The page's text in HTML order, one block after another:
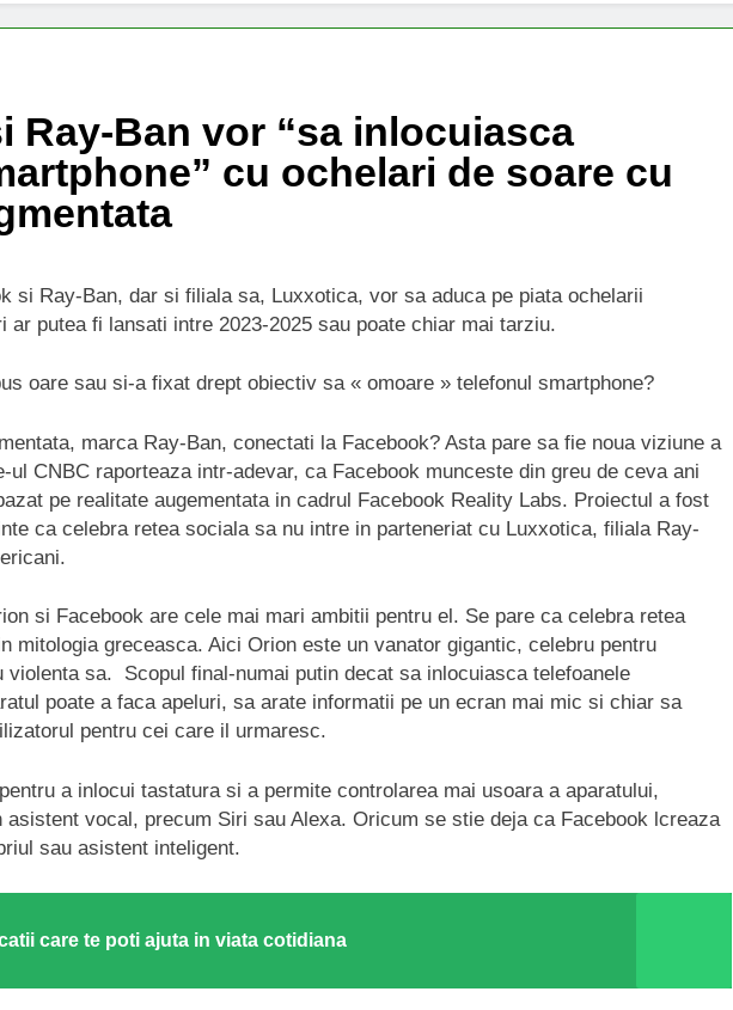
Ray-Ban vor “sa inlocuiasca
cu ochelari de soare cu
si Ray-Ban, dar si filiala sa, Luxxotica, vor sa aduca pe piata ochelarii
ar putea fi lansati intre 2023-2025 sau poate chiar mai tarziu.
oare sau si-a fixat drept obiectiv sa « omoare » telefonul smartphone?
marca Ray-Ban, conectati la Facebook? Asta pare sa fie noua viziune a
ul CNBC raporteaza intr-adevar, ca Facebook munceste din greu de ceva ani
pe realitate augementata in cadrul Facebook Reality Labs. Proiectul a fost
ca celebra retea sociala sa nu intre in parteneriat cu Luxxotica, filiala Ray-
si Facebook are cele mai mari ambitii pentru el. Se pare ca celebra retea
mitologia greceasca. Aici Orion este un vanator gigantic, celebru pentru
violenta sa. Scopul final-numai putin decat sa inlocuiasca telefoanele
poate a faca apeluri, sa arate informatii pe un ecran mai mic si chiar sa
pentru cei care il urmaresc.
a inlocui tastatura si a permite controlarea mai usoara a aparatului,
asistent vocal, precum Siri sau Alexa. Oricum se stie deja ca Facebook lcreaza
sau asistent inteligent.
care te poti ajuta in viata cotidiana